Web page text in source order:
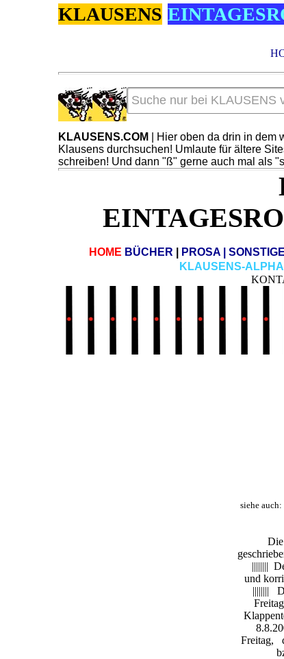
KLAUSENS
KLAUSENS.COM
| Hier oben da drin in
Klausens durchsuchen! Umlaute für ältere
schreiben! Und dann "ß" gerne auch mal als
HOME BÜCHER PROSA |
KLAUSENS-
siehe auch:
||||||||
und
||||||||
Freitag,